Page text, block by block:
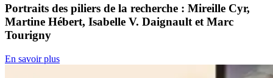
Portraits des piliers de la recherche : Mireille Cyr,
Martine Hébert, Isabelle V. Daignault et Marc
Tourigny
En savoir plus